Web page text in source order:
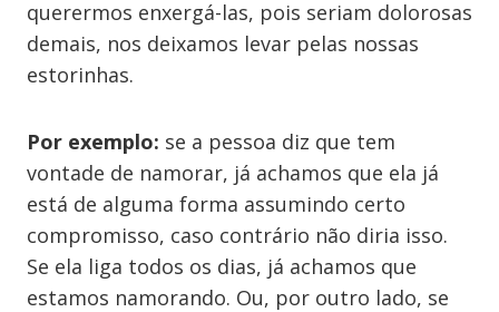
querermos enxergá-las, pois seriam dolorosas
demais, nos deixamos levar pelas nossas
estorinhas.
Por exemplo: se a pessoa diz que tem
vontade de namorar, já achamos que ela já
está de alguma forma assumindo certo
compromisso, caso contrário não diria isso.
Se ela liga todos os dias, já achamos que
estamos namorando. Ou, por outro lado, se